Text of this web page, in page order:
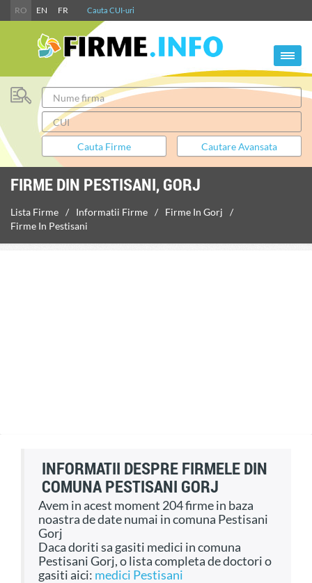
RO EN FR Cauta CUI-uri
FIRME DIN PESTISANI, GORJ
Lista Firme Informatii Firme
Firme In Gorj
Firme In Pestisani
INFORMATII DESPRE FIRMELE DIN
COMUNA PESTISANI GORJ
Avem in acest moment 204 firme in baza
noastra de date numai in comuna Pestisani
Gorj
Daca doriti sa gasiti medici in comuna
Pestisani Gorj, o lista completa de doctori o
gasiti aici: medici Pestisani